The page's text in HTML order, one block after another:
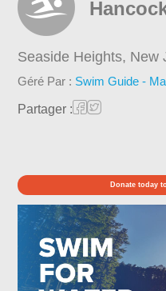
Seaside Heights, New
Géré Par : Swim Guide -
Partager :
Donate today